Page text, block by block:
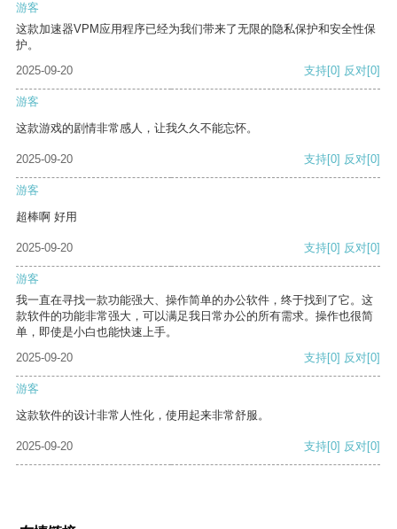
游客
这款加速器VPM应用程序已经为我们带来了无限的隐私保护和安全性保
护。
2025-09-20
支持[0] 反对[0]
游客
这款游戏的剧情非常感人，让我久久不能忘怀。
2025-09-20 支持[0] 反对[0]
游客
超棒啊 好用
2025-09-20 支持[0] 反对[0]
游客
我一直在寻找一款功能强大、操作简单的办公软件，终于找到了它。这
款软件的功能非常强大，可以满足我日常办公的所有需求。操作也很简
单，即使是小白也能快速上手。
2025-09-20
支持[0] 反对[0]
游客
这款软件的设计非常人性化，使用起来非常舒服。
2025-09-20 支持[0] 反对[0]